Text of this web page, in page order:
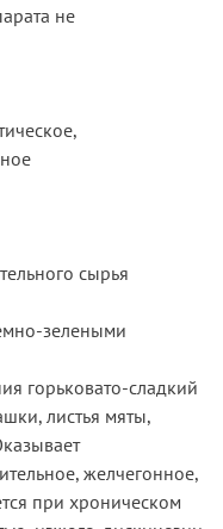
не
сырья
зелеными
горьковато-сладкий
листья мяты,
желчегонное,
при хроническом